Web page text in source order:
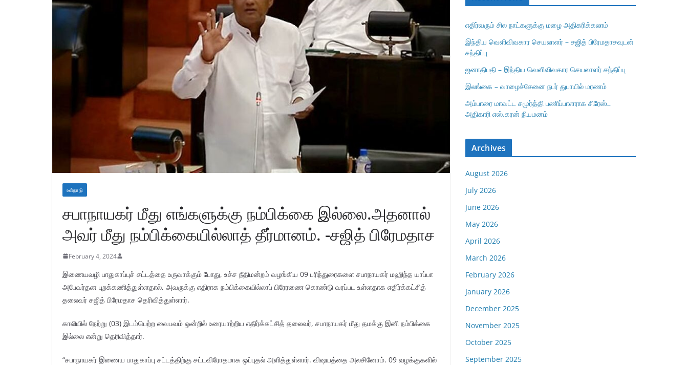
உள்நாடு
சபாநாயகர் மீது எங்களுக்கு நம்பிக்கை இல்லை.அதனால்
அவர் மீது நம்பிக்கையில்லாத் தீர்மானம். -சஜித் பிரேமதாச
February 4, 2024
இணையவழி பாதுகாப்புச் சட்டத்தை உருவாக்கும் போது, ​​உச்ச நீதிமன்றம் வழங்கிய 09 பரிந்துரைகளை சபாநாயகர் மஹிந்த யாப்பா
அபேவர்தன புறக்கணித்துள்ளதால், அவருக்கு எதிராக நம்பிக்கையில்லாப் பிரேரணை கொண்டு வரப்பட உள்ளதாக எதிர்க்கட்சித்
தலைவர் சஜித் பிரேமதாச தெரிவித்துள்ளார்.
காலியில் நேற்று (03) இடம்பெற்ற வைபவம் ஒன்றில் உரையாற்றிய எதிர்க்கட்சித் தலைவர், சபாநாயகர் மீது தமக்கு இனி நம்பிக்கை
இல்லை என்று தெரிவித்தார்.
“சபாநாயகர் இணைய பாதுகாப்பு சட்டத்திற்கு சட்டவிரோதமாக ஒப்புதல் அளித்துள்ளார். விஷயத்தை அலசினோம். 09 வழக்குகளில்
எதிர்வரும் சில நாட்களுக்கு மழை அதிகரிக்கலாம்
இந்திய வெளிவிவகார செயலாளர் – சஜித் பிரேமதாசவுடன்
சந்திப்பு
ஜனாதிபதி – இந்திய வெளிவிவகார செயலாளர் சந்திப்பு
இலங்கை – வாழைச்சேனை நபர் துபாயில் மரணம்
அம்பாரை மாவட்ட சமுர்த்தி பணிப்பாளராக சிரேஸ்ட
அதிகாரி எஸ்.கரன் நியமனம்
Archives
August 2026
July 2026
June 2026
May 2026
April 2026
March 2026
February 2026
January 2026
December 2025
November 2025
October 2025
September 2025